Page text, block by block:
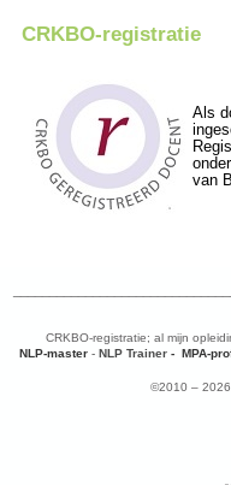
CRKBO-registratie
Als
van
CRKBO-registratie; al mijn
NLP-master- NLP Trainer- MPA-
©2010 –